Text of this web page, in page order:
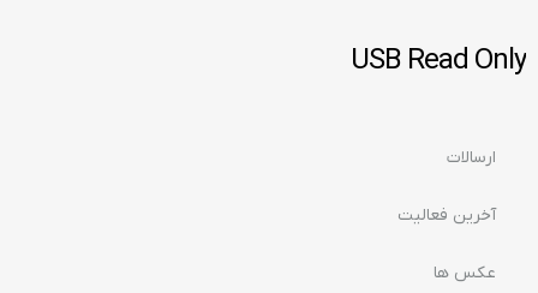
USB Read Only
ارسالات
آخرین فعالیت
عکس ها